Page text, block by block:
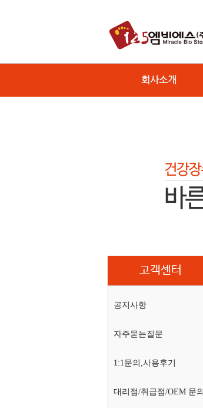
회사소개
고객센터
공지사항
자주묻는질문
1:1문의,사용후기
대리점/취급점/OEM 문의